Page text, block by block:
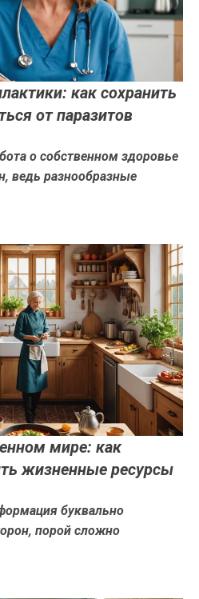
как сохранить
от паразитов
о собственном здоровье
ведь разнообразные
мире: как
жизненные ресурсы
буквально
порой сложно